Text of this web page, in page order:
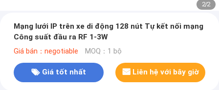
2/2
Mạng lưới IP trên xe di động 128 nút Tự kết nối mạng
Công suất đầu ra RF 1-3W
Giá bán：negotiable MOQ：1 bộ
Giá tốt nhất Liên hệ với bây giờ